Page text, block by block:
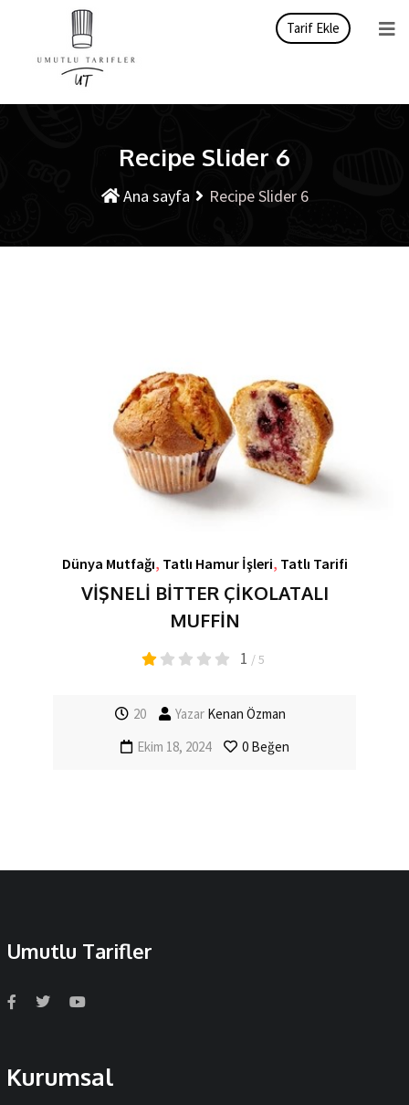
Tarif Ekle
Recipe Slider 6
Ana sayfa Recipe Slider 6
Dünya Mutfağı, Tatlı Hamur İşleri, Tatlı Tarifi
VİŞNELİ BİTTER ÇİKOLATALI
MUFFİN
1 / 5
20 Yazar Kenan Özman
Ekim 18, 2024
0Beğen
Umutlu Tarifler
Kurumsal